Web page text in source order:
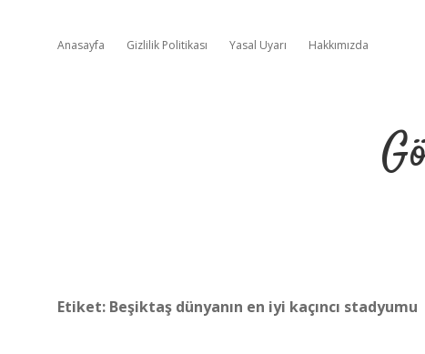
Anasayfa Gizlilik Politikası Yasal Uyarı Hakkımızda
Etiket: Beşiktaş dünyanın en iyi kaçıncı stadyumu